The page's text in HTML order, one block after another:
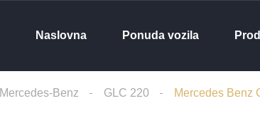
Naslovna Ponuda vozila
Mercedes-Benz GLC 220 Mercedes Benz